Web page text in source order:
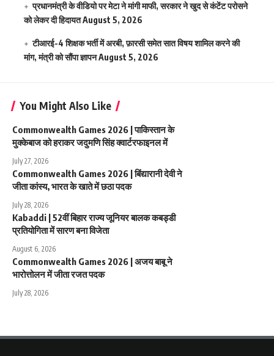
प्रधानमंत्री के वीडियो पर मेटा ने मांगी माफी, सरकार ने खुद से कंटेंट परोसने
को लेकर दी हिदायतAugust 5, 2026
टीआरई-4 शिक्षक भर्ती में अरबी, फ़ारसी समेत सात विषय शामिल करने की
मांग, मंत्री को सौंपा ज्ञापनAugust 5, 2026
You Might Also Like
Commonwealth Games 2026 | पाकिस्तान के
मुक्केबाज को हराकर जदुमणि सिंह क्वार्टरफाइनल में
July 27, 2026
Commonwealth Games 2026 | बिंद्यारानी देवी ने
जीता कांस्य, भारत के खाते में छठा पदक
July 28, 2026
Kabaddi | 52वीं बिहार राज्य जूनियर बालक कबड्डी
प्रतियोगिता में सारण बना विजेता
August 6, 2026
Commonwealth Games 2026 | अजय बाबू ने
भारोत्तोलन में जीता रजत पदक
July 28, 2026